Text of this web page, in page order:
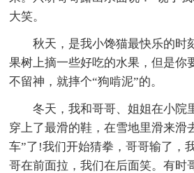
大笑。
秋天，是我小馋猫最快乐的时
果树上摘一些好吃的水果，但是你
不留神，就摔个“狗啃泥”的。
冬天，我和哥哥、姐姐在小院
穿上了最滑的鞋，在雪地里滑来滑
车”了!我们开始猜拳，哥哥输了，
哥在前面拉，我们在后面笑。有时